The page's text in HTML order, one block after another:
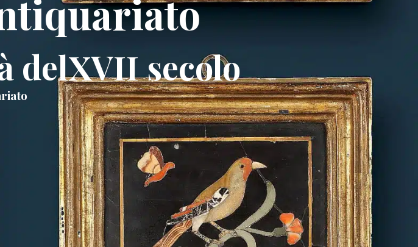
delXVII secolo